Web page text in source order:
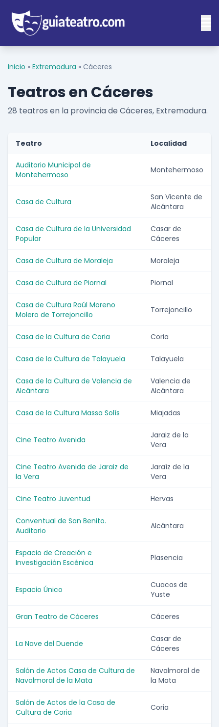
Inicio » Extremadura » Cáceres
Teatros en Cáceres
28 teatros en la provincia de Cáceres, Extremadura.
Teatro Localidad
Auditorio Municipal de
Montehermoso
Montehermoso
Casa de Cultura
San Vicente de
Alcántara
Casa de Cultura de la Universidad
Popular
Casar de
Cáceres
Casa de Cultura de Moraleja Moraleja
Casa de Cultura de Piornal Piornal
Casa de Cultura Raúl Moreno
Molero de Torrejoncillo
Torrejoncillo
Casa de la Cultura de Coria Coria
Casa de la Cultura de Talayuela Talayuela
Casa de la Cultura de Valencia de
Alcántara
Valencia de
Alcántara
Casa de la Cultura Massa Solís Miajadas
Cine Teatro Avenida
Jaraiz de la
Vera
Cine Teatro Avenida de Jaraiz de
la Vera
Jaraíz de la
Vera
Cine Teatro Juventud Hervas
Conventual de San Benito.
Auditorio
Alcántara
Espacio de Creación e
Investigación Escénica
Plasencia
Espacio Único
Cuacos de
Yuste
Gran Teatro de Cáceres Cáceres
La Nave del Duende
Casar de
Cáceres
Salón de Actos Casa de Cultura de
Navalmoral de la Mata
Navalmoral de
la Mata
Salón de Actos de la Casa de
Cultura de Coria
Coria